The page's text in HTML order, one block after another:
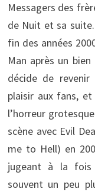
Messagers des
de Nuit et sa
fin des années
Man après un
décide de
plaisir aux fans,
l’horreur
scène avec Evil
me to Hell) en
jugeant à la
souvent un peu